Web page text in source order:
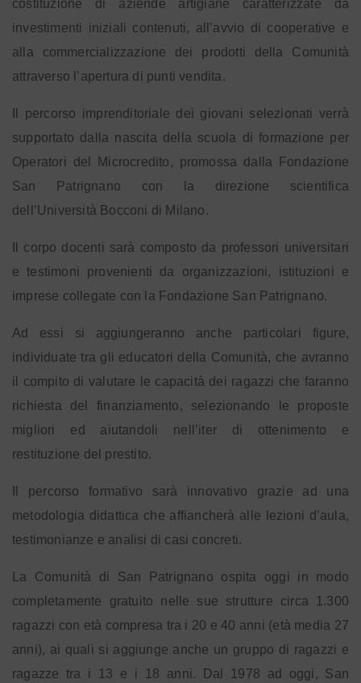
costituzione di aziende artigiane caratterizzate da
investimenti iniziali contenuti, all’avvio di cooperative e
alla commercializzazione dei prodotti della Comunità
attraverso l’apertura di punti vendita.
Il percorso imprenditoriale dei giovani selezionati verrà
supportato dalla nascita della scuola di formazione per
Operatori del Microcredito, promossa dalla Fondazione
San Patrignano con la direzione scientifica
dell’Università Bocconi di Milano.
Il corpo docenti sarà composto da professori universitari
e testimoni provenienti da organizzazioni, istituzioni e
imprese collegate con la Fondazione San Patrignano.
Ad essi si aggiungeranno anche particolari figure,
individuate tra gli educatori della Comunità, che avranno
il compito di valutare le capacità dei ragazzi che faranno
richiesta del finanziamento, selezionando le proposte
migliori ed aiutandoli nell’iter di ottenimento e
restituzione del prestito.
Il percorso formativo sarà innovativo grazie ad una
metodologia didattica che affiancherà alle lezioni d’aula,
testimonianze e analisi di casi concreti.
La Comunità di San Patrignano ospita oggi in modo
completamente gratuito nelle sue strutture circa 1.300
ragazzi con età compresa tra i 20 e 40 anni (età media 27
anni), ai quali si aggiunge anche un gruppo di ragazzi e
ragazze tra i 13 e i 18 anni. Dal 1978 ad oggi, San